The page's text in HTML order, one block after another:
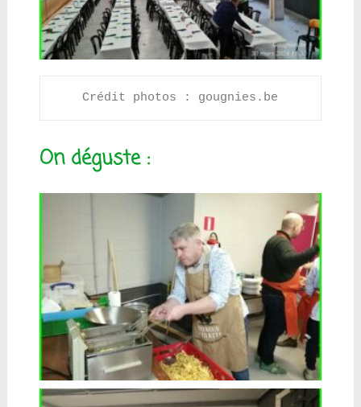
Crédit photos : gougnies.be
On déguste :